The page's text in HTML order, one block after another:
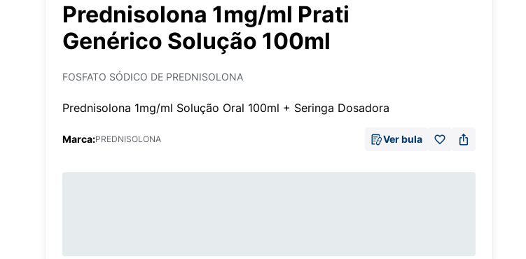
Prednisolona 1mg/ml Prati
Genérico Solução 100ml
FOSFATO SÓDICO DE PREDNISOLONA
Prednisolona 1mg/ml Solução Oral 100ml + Seringa Dosadora
Marca:PREDNISOLONA Ver bula